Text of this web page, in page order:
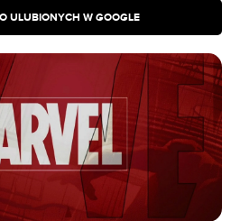
ULUBIONYCH W GOOGLE